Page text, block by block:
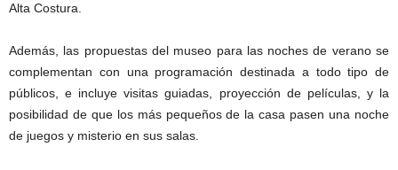
Alta Costura.
Además, las propuestas del museo para las noches de verano se
complementan con una programación destinada a todo tipo de
públicos, e incluye visitas guiadas, proyección de películas, y la
posibilidad de que los más pequeños de la casa pasen una noche
de juegos y misterio en sus salas.